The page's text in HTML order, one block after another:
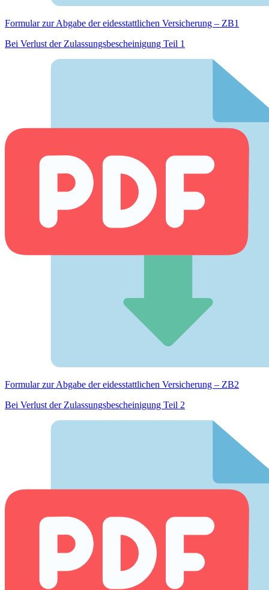
Formular zur Abgabe der eides­stattlichen Versicherung – ZB1
Bei Verlust der Zulassungsbescheinigung Teil 1
Formular zur Abgabe der eides­stattlichen Versicherung – ZB2
Bei Verlust der Zulassungsbescheinigung Teil 2